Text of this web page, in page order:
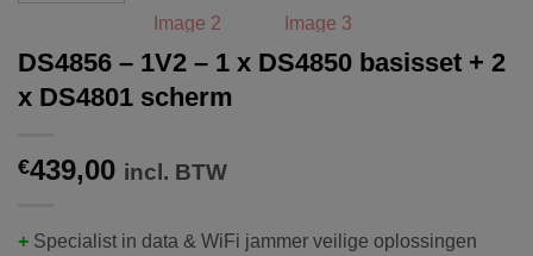
DS4856 – 1V2 – 1 x DS4850 basisset + 2
x DS4801 scherm
€439,00 incl. BTW
+ Specialist in data & WiFi jammer veilige oplossingen